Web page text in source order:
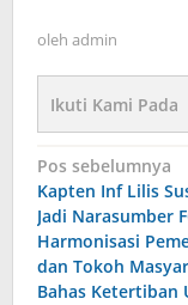
oleh admin
Ikuti Kami Pada
Navigasi
pos
Pos sebelumnya
Kapten Inf Lilis
Jadi Narasumber
Harmonisasi
dan Tokoh
Bahas Ketertiban